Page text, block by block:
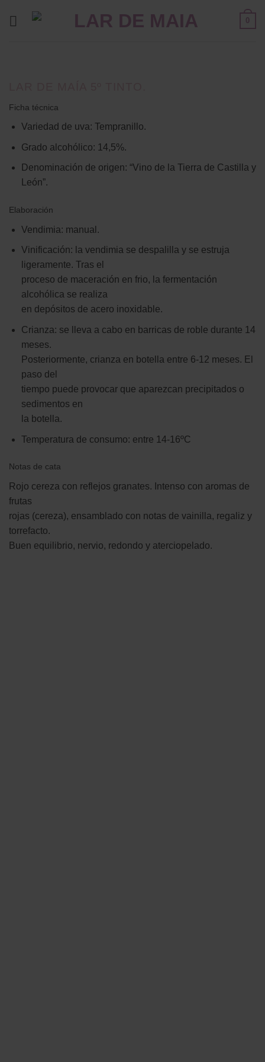
0
Ficha técnica
Variedad de uva: Tempranillo.
Grado alcohólico: 14,5%.
Denominación de origen: “Vino de la Tierra de Castilla y
León”.
Elaboración
Vendimia: manual.
Vinificación: la vendimia se despalilla y se estruja
ligeramente. Tras el
proceso de maceración en frio, la fermentación
alcohólica se realiza
en depósitos de acero inoxidable.
Crianza: se lleva a cabo en barricas de roble durante 14
meses.
Posteriormente, crianza en botella entre 6-12 meses. El
paso del
tiempo puede provocar que aparezcan precipitados o
sedimentos en
la botella.
Temperatura de consumo: entre 14-16ºC
Notas de cata
Rojo cereza con reflejos granates. Intenso con aromas de
frutas
rojas (cereza), ensamblado con notas de vainilla, regaliz y
torrefacto.
Buen equilibrio, nervio, redondo y aterciopelado.